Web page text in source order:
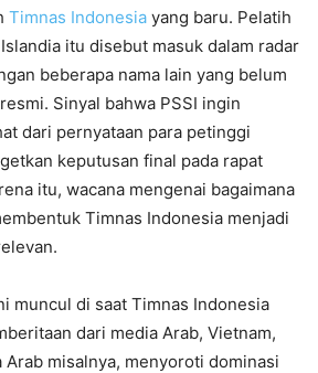
Timnas Indonesia yang baru. Pelatih
itu disebut masuk dalam radar
beberapa nama lain yang belum
Sinyal bahwa PSSI ingin
dari pernyataan para petinggi
keputusan final pada rapat
itu, wacana mengenai bagaimana
Timnas Indonesia menjadi
muncul di saat Timnas Indonesia
dari media Arab, Vietnam,
Arab misalnya, menyoroti dominasi